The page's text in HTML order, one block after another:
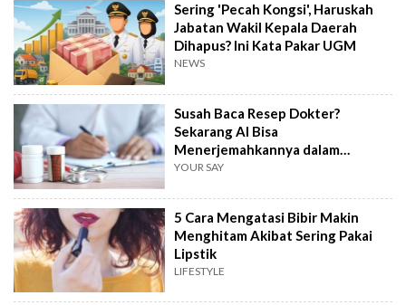
Sering 'Pecah Kongsi', Haruskah
Jabatan Wakil Kepala Daerah
Dihapus? Ini Kata Pakar UGM
NEWS
Susah Baca Resep Dokter?
Sekarang AI Bisa
Menerjemahkannya dalam
Hitungkan Detik!
YOUR SAY
5 Cara Mengatasi Bibir Makin
Menghitam Akibat Sering Pakai
Lipstik
LIFESTYLE